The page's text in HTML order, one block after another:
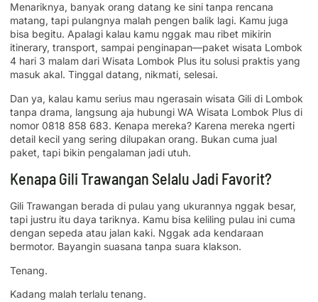
Menariknya, banyak orang datang ke sini tanpa rencana
matang, tapi pulangnya malah pengen balik lagi. Kamu juga
bisa begitu. Apalagi kalau kamu nggak mau ribet mikirin
itinerary, transport, sampai penginapan—paket wisata Lombok
4 hari 3 malam dari Wisata Lombok Plus itu solusi praktis yang
masuk akal. Tinggal datang, nikmati, selesai.
Dan ya, kalau kamu serius mau ngerasain wisata Gili di Lombok
tanpa drama, langsung aja hubungi WA Wisata Lombok Plus di
nomor 0818 858 683. Kenapa mereka? Karena mereka ngerti
detail kecil yang sering dilupakan orang. Bukan cuma jual
paket, tapi bikin pengalaman jadi utuh.
Kenapa Gili Trawangan Selalu Jadi Favorit?
Gili Trawangan berada di pulau yang ukurannya nggak besar,
tapi justru itu daya tariknya. Kamu bisa keliling pulau ini cuma
dengan sepeda atau jalan kaki. Nggak ada kendaraan
bermotor. Bayangin suasana tanpa suara klakson.
Tenang.
Kadang malah terlalu tenang.